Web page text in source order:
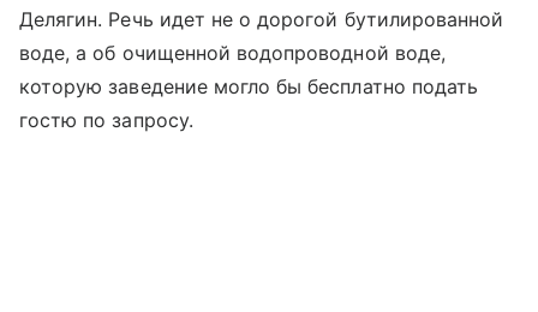
Делягин. Речь идет не о дорогой бутилированной
воде, а об очищенной водопроводной воде,
которую заведение могло бы бесплатно подать
гостю по запросу.